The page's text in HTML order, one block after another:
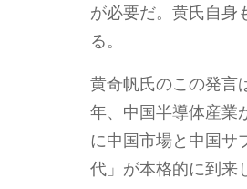
が必要だ。黄氏自身
る。
黄奇帆氏のこの発言
年、中国半導体産業
に中国市場と中国サ
代」が本格的に到来